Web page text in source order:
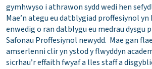
gymhwyso i athrawon sydd wedi hen
Mae’n ategu eu datblygiad proffesiynol
enwedig o ran datblygu eu medrau dysgu
Safonau Proffesiynol newydd. Mae gan
amserlenni clir yn ystod y flwyddyn
sicrhau’r effaith fwyaf a lles staff a